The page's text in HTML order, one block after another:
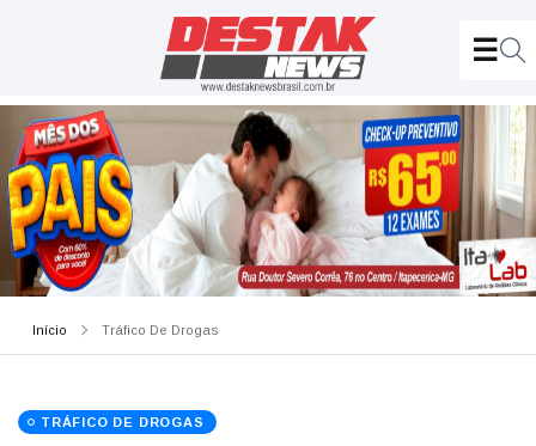
Início Tráfico De Drogas
TRÁFICO DE DROGAS